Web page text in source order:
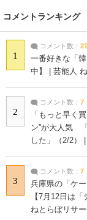
コメントランキング
1
コメント数： 21
一番好きな「
中】 | 芸能人
2
コメント数： 7
「もっと早く
ン”が大人気
した」（2/2）
3
コメント数： 7
兵庫県の「ケ
【7月12日は
ねとらぼリサ